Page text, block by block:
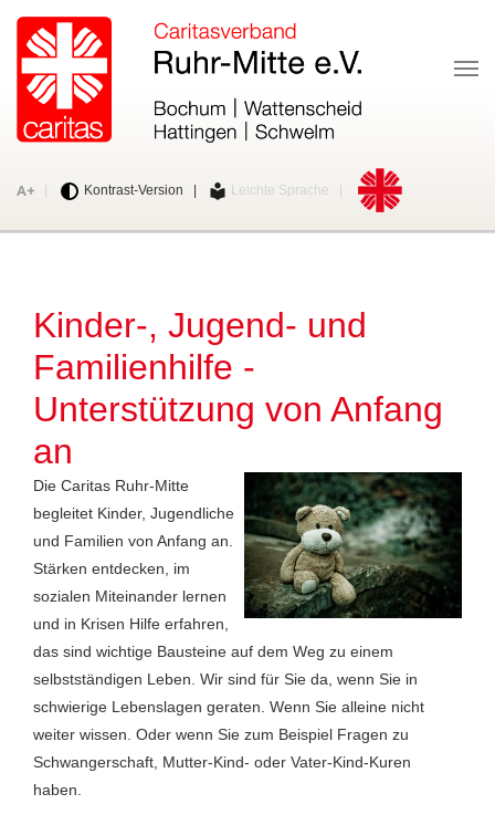
Schriftgröße ändernKontrast-Version Leichte Sprache Zur Caritas-Website
Kinder-, Jugend- und
Familienhilfe -
Unterstützung von Anfang
an
Die Caritas Ruhr-Mitte
begleitet Kinder, Jugendliche
und Familien von Anfang an.
Stärken entdecken, im
sozialen Miteinander lernen
und in Krisen Hilfe erfahren,
das sind wichtige Bausteine auf dem Weg zu einem
selbstständigen Leben. Wir sind für Sie da, wenn Sie in
schwierige Lebenslagen geraten. Wenn Sie alleine nicht
weiter wissen. Oder wenn Sie zum Beispiel Fragen zu
Schwangerschaft, Mutter-Kind- oder Vater-Kind-Kuren
haben.